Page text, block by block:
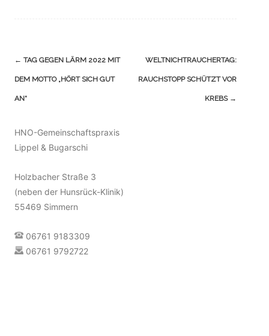
Navigation
(Beiträge)
← TAG GEGEN LÄRM 2022 MIT
DEM MOTTO „HÖRT SICH GUT
AN“
WELTNICHTRAUCHERTAG:
RAUCHSTOPP SCHÜTZT VOR
KREBS →
HNO-Gemeinschaftspraxis
Lippel & Bugarschi
Holzbacher Straße 3
(neben der Hunsrück-Klinik)
55469 Simmern
06761 9183309
06761 9792722